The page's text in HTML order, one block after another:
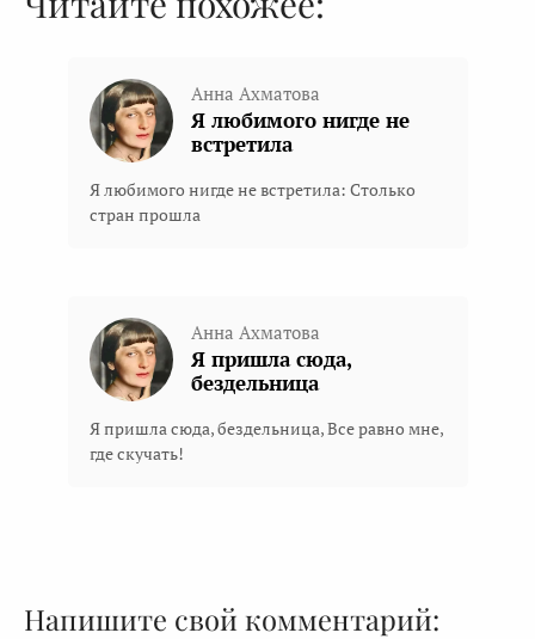
Анна Ахматова
Я любимого нигде не
встретила
Я любимого нигде не встретила: Столько
стран прошла
Анна Ахматова
Я пришла сюда,
бездельница
Я пришла сюда, бездельница, Все равно мне,
где скучать!
Напишите свой комментарий: